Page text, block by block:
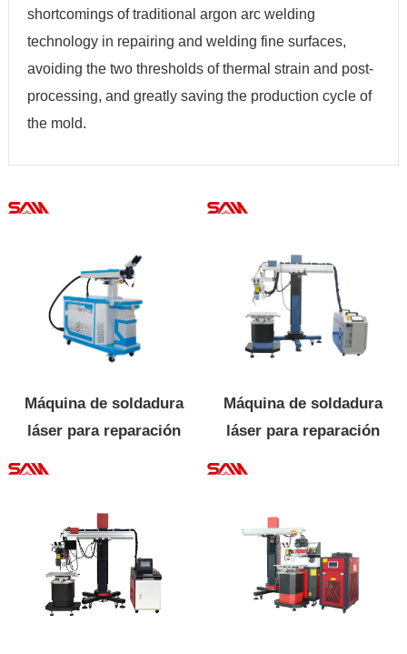
shortcomings of traditional argon arc welding
technology in repairing and welding fine surfaces,
avoiding the two thresholds of thermal strain and post-
processing, and greatly saving the production cycle of
the mold.
Máquina de soldadura
láser para reparación
Máquina de soldadura
láser para reparación